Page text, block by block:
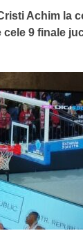
Achim la
9 finale